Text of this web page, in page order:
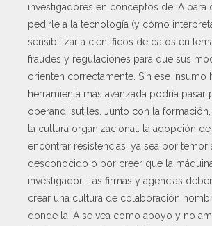
investigadores en conceptos de IA para
pedirle a la tecnología (y cómo
sensibilizar a científicos de datos en
fraudes y regulaciones para que sus
orienten correctamente. Sin ese insumo
herramienta más avanzada podría
operandi sutiles. Junto con la
la cultura organizacional: la adopción
encontrar resistencias, ya sea por temor
desconocido o por creer que la
investigador. Las firmas y agencias
crear una cultura de colaboración
donde la IA se vea como apoyo y no